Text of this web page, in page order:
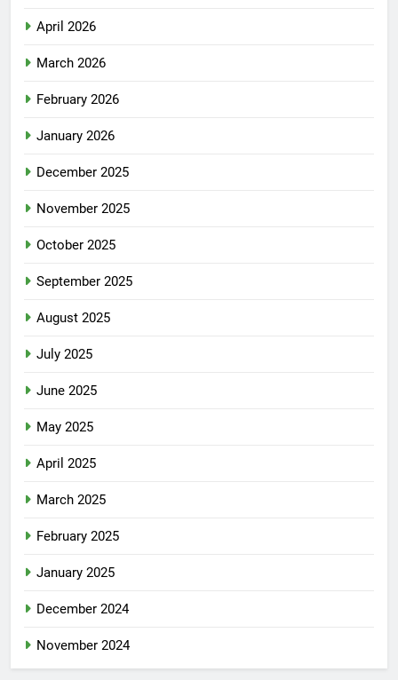
April 2026
March 2026
February 2026
January 2026
December 2025
November 2025
October 2025
September 2025
August 2025
July 2025
June 2025
May 2025
April 2025
March 2025
February 2025
January 2025
December 2024
November 2024